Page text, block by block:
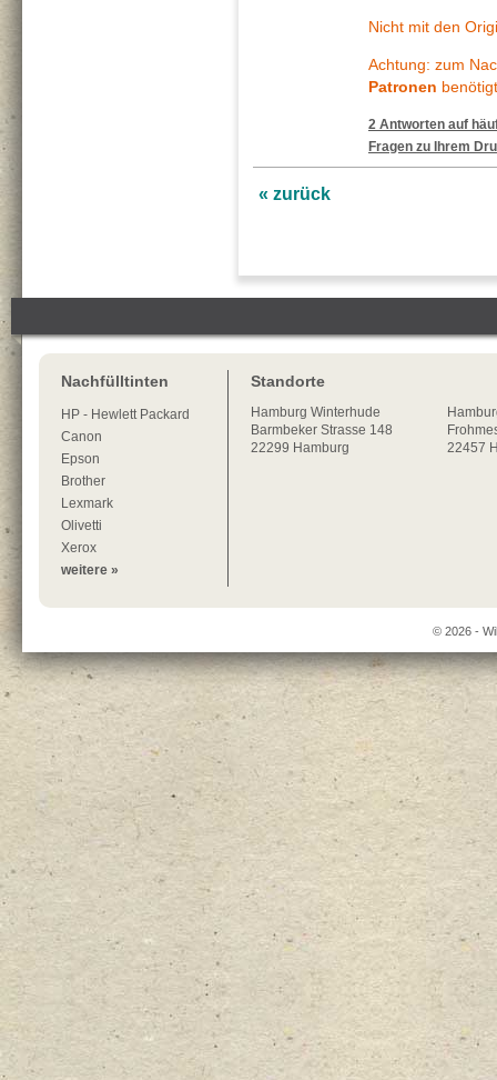
Nicht mit den
Achtung: zum
Patronen
2 Antworten auf
Fragen zu Ihrem
« zurück
Nachfülltinten
HP - Hewlett Packard
Canon
Epson
Brother
Lexmark
Olivetti
Xerox
weitere »
Standorte
Hamburg Winterhude
Barmbeker Strasse 148
22299 Hamburg
22457
© 2026 -